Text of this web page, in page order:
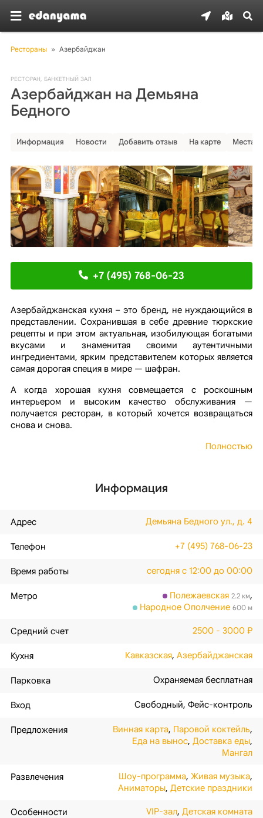
Рестораны » Азербайджан
РЕСТОРАН, БАНКЕТНЫЙ ЗАЛ
Азербайджан на Демьяна
Бедного
Информация Новости Добавить отзыв На карте Места
+7 (495) 768-06-23
Азербайджанская кухня – это бренд, не нуждающийся в
представлении. Сохранившая в себе древние тюркские
рецепты и при этом актуальная, изобилующая богатыми
вкусами и знаменитая своими аутентичными
ингредиентами, ярким представителем которых является
самая дорогая специя в мире — шафран.
А когда хорошая кухня совмещается с роскошным
интерьером и высоким качество обслуживания —
получается ресторан, в который хочется возвращаться
снова и снова.
Полностью
Информация
Адрес Демьяна Бедного ул., д. 4
Телефон +7 (495) 768-06-23
Время работы сегодня с 12:00 до 00:00
Метро Полежаевская 2.2 км,
Народное Ополчение 600 м
Средний счет 2500 - 3000 ₽
Кухня Кавказская,Азербайджанская
Парковка Охраняемая бесплатная
Вход Свободный,Фейс-контроль
Предложения Винная карта, Паровой коктейль,
Еда на вынос,Доставка еды,
Мангал
Развлечения Шоу-программа,Живая музыка,
Аниматоры,Детские праздники
Особенности VIP-зал,Детская комната